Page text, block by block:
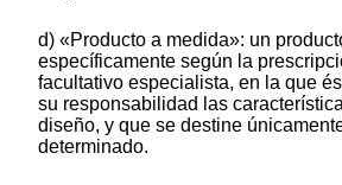
d) «Producto a medida»: un
específicamente según la
facultativo especialista, en la que
su responsabilidad las
diseño, y que se destine
determinado.